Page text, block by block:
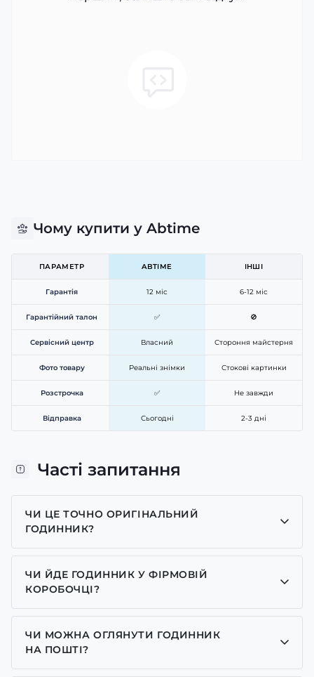
Чому купити у Abtime
ПАРАМЕТР ABTIME ІНШІ
Гарантія 12 міс 6-12 міс
Гарантійний талон ✅ 🚫
Сервісний центр Власний Стороння майстерня
Фото товару Реальні знімки Стокові картинки
Розстрочка ✅ Не завжди
Відправка Сьогодні 2-3 дні
Часті запитання
ЧИ ЦЕ ТОЧНО ОРИГІНАЛЬНИЙ
ГОДИННИК?
Так, усі годинники у нас лише оригінальні, ми є
представником багатьох брендів.
ЧИ ЙДЕ ГОДИННИК У ФІРМОВІЙ
КОРОБОЧЦІ?
Для годинників бренду Casio, Pagani Design,
GUARDO та GOODYEAR додаємо фірмові
коробочки із брендовим надписом. Для бренду
ЧИ МОЖНА ОГЛЯНУТИ ГОДИННИК
НА ПОШТІ?